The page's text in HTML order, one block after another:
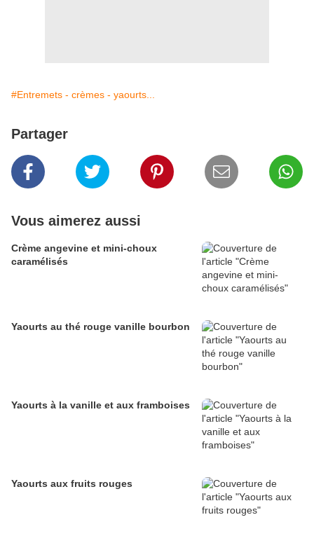
#Entremets - crèmes - yaourts...
Partager
Vous aimerez aussi
Crème angevine et mini-choux
caramélisés
Yaourts au thé rouge vanille bourbon
Yaourts à la vanille et aux framboises
Yaourts aux fruits rouges